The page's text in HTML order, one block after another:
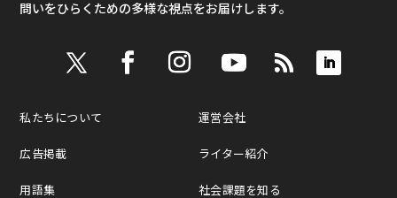
問いをひらくための多様な視点をお届けします。
私たちについて
広告掲載
用語集
運営会社
ライター紹介
社会課題を知る